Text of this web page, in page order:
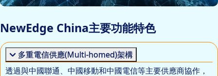
NewEdge China主要功能特色
多重電信供應(Multi-homed)架構
透過與中國聯通、中國移動和中國電信等主要供應商協作，